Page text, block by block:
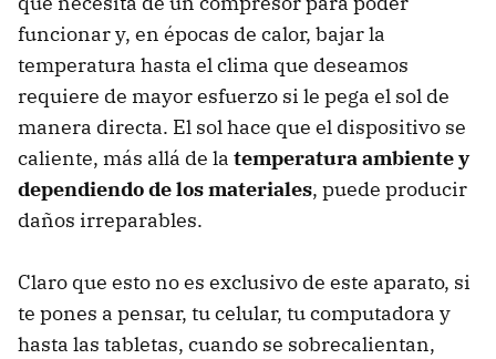
funcionar y, en épocas de calor, bajar la
temperatura hasta el clima que deseamos
requiere de mayor esfuerzo si le pega el sol de
manera directa. El sol hace que el dispositivo se
caliente, más allá de la temperatura ambiente y
dependiendo de los materiales, puede producir
daños irreparables.
Claro que esto no es exclusivo de este aparato, si
te pones a pensar, tu celular, tu computadora y
hasta las tabletas, cuando se sobrecalientan,